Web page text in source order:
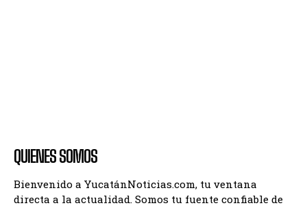
QUIENES SOMOS
Bienvenido a YucatánNoticias.com, tu ventana
directa a la actualidad. Somos tu fuente confiable de